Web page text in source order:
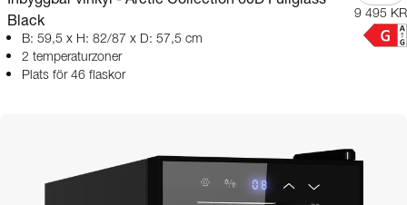
Black
B: 59,5 x H: 82/87 x D: 57,5 cm
2 temperaturzoner
Plats för 46 flaskor
9 495 KR